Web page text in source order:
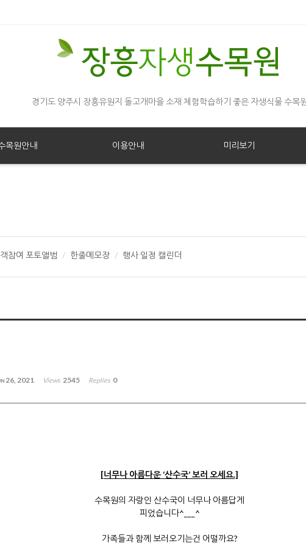
경기도 양주시 장흥유원지 돌고개마을 소재 체험학습하기 좋은 자생식물 수목
목원안내 이용안내 미리보기
참여 포토앨범 한줄메모장 행사 일정 캘린더
26, 2021 Views 2545 Replies 0
[너무나 아름다운 ‘산수국’ 보러 오세요.]
수목원의 자랑인 산수국이 너무나 아름답게
피었습니다^___^
가족들과 함께 보러오기는건 어떨까요?